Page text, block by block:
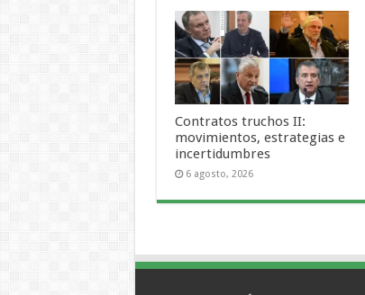
Contratos truchos II:
movimientos, estrategias e
incertidumbres
6 agosto, 2026